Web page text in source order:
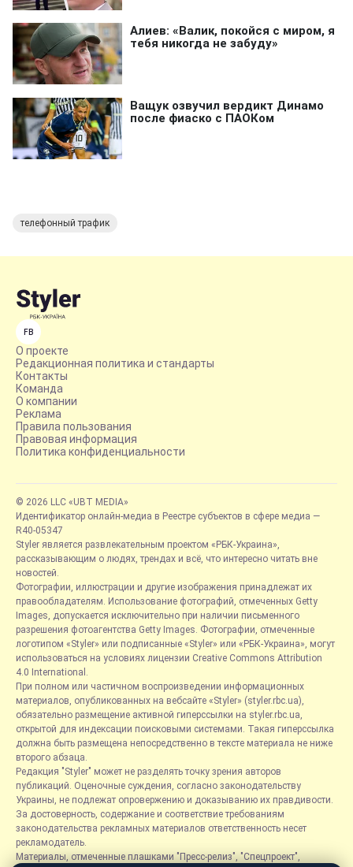
телефонный трафик
FB
О проекте
Редакционная политика и стандарты
Контакты
Команда
О компании
Реклама
Правила пользования
Правовая информация
Политика конфиденциальности
© 2026 LLC «UBT MEDIA»
Идентификатор онлайн-медиа в Реестре субъектов в сфере медиа —
R40-05347
Styler является развлекательным проектом «РБК-Украина»,
рассказывающим о людях, трендах и всё, что интересно читать вне
новостей.
Фотографии, иллюстрации и другие изображения принадлежат их
правообладателям. Использование фотографий, отмеченных Getty
Images, допускается исключительно при наличии письменного
разрешения фотоагентства Getty Images. Фотографии, отмеченные
логотипом «Styler» или подписанные «Styler» или «РБК-Украина», могут
использоваться на условиях лицензии Creative Commons Attribution
4.0 International.
При полном или частичном воспроизведении информационных
материалов, опубликованных на вебсайте «Styler» (styler.rbc.ua),
обязательно размещение активной гиперссылки на styler.rbc.ua,
открытой для индексации поисковыми системами. Такая гиперссылка
должна быть размещена непосредственно в тексте материала не ниже
второго абзаца.
Редакция "Styler" может не разделять точку зрения авторов
публикаций. Оценочные суждения, согласно законодательству
Украины, не подлежат опровержению и доказыванию их правдивости.
За достоверность, содержание и соответствие требованиям
законодательства рекламных материалов ответственность несет
рекламодатель.
Материалы, отмеченные плашками "Пресс-релиз", "Спецпроект",